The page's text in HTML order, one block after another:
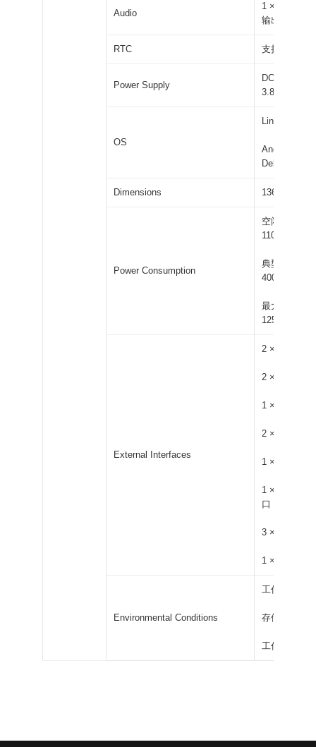
Audio
1 × 3.5mm
输出与麦克
RTC 支持可充电
Power Supply
DC 12V 凤
3.81mm
OS
Linux 5.10
Android 15
Debian 12
Dimensions 136 × 75 ×
Power Consumption
空闲功耗：
110mA）
典型功耗：
400mA）
最大功耗：
1250mA）
External Interfaces
2 × USB 3.0
2 × USB 2.0
1 × HDMI 2.1
2 × RJ45 千
1 × 3.5mm
1 × 3.81mm
口
3 × LED 状
1 × 带灯电
Environmental Conditions
工作温度：
存储温度：
工作湿度：